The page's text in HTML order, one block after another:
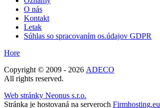
O nás
Kontakt
Letak
Súhlas so spracovaním os.údajov GDPR
Hore
Copyright © 2009 - 2026 ADECO
All rights reserved.
Web stránky Neonus s.r.o.
Stránka je hostovaná na serveroch Firmhosting.eu